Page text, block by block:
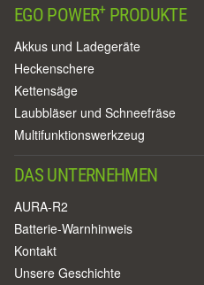
EGO POWER+PRODUKTE
Akkus und Ladegeräte
Heckenschere
Kettensäge
Laubbläser und Schneefräse
Multifunktionswerkzeug
DAS UNTERNEHMEN
AURA-R2
Batterie-Warnhinweis
Kontakt
Unsere Geschichte